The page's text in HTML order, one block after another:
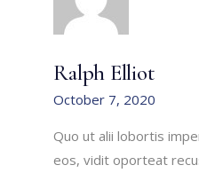
Ralph Elliot
October 7, 2020
Quo ut alii lobortis
eos, vidit oporteat